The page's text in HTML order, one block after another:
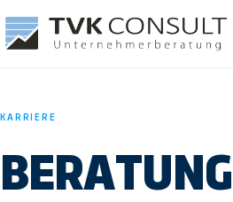
KARRIERE